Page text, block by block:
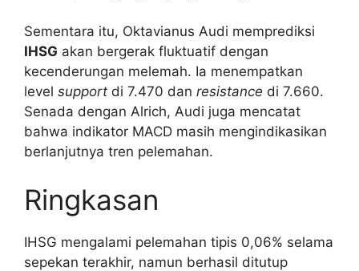
Sementara itu, Oktavianus Audi memprediksi
IHSG akan bergerak fluktuatif dengan
kecenderungan melemah. Ia menempatkan
level support di 7.470 dan resistance di 7.660.
Senada dengan Alrich, Audi juga mencatat
bahwa indikator MACD masih mengindikasikan
berlanjutnya tren pelemahan.
Ringkasan
IHSG mengalami pelemahan tipis 0,06% selama
sepekan terakhir, namun berhasil ditutup